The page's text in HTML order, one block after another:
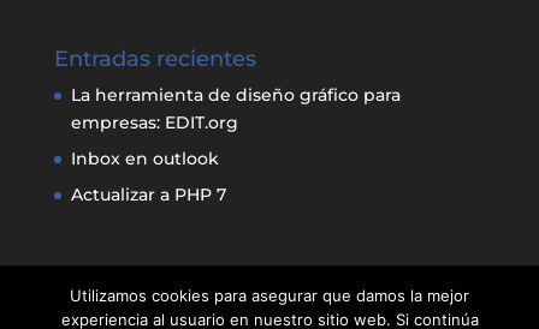
Entradas recientes
La herramienta de diseño gráfico para
empresas: EDIT.org
Inbox en outlook
Actualizar a PHP 7
Utilizamos cookies para asegurar que damos la mejor
experiencia al usuario en nuestro sitio web. Si continúa